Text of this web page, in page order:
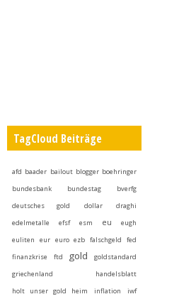
TagCloud Beiträge
afd baader bailout blogger boehringer
bundesbank
bundestag
bverfg
deutsches gold
dollar
draghi
edelmetalle
efsf esm eu
eugh
euliten
eur euro ezb falschgeld
fed
finanzkrise
ftd gold
goldstandard
griechenland
handelsblatt
holt unser gold heim
inflation
iwf